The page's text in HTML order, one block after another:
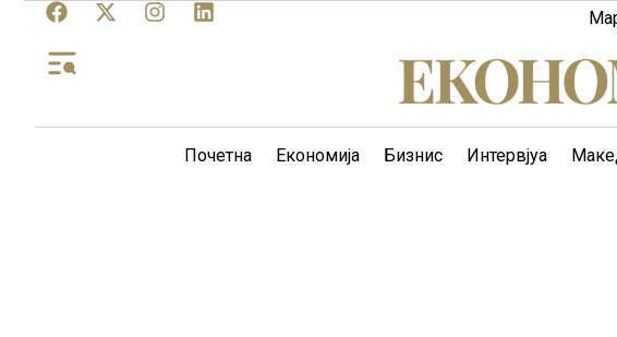
Почетна Економија Бизнис Интервјуа